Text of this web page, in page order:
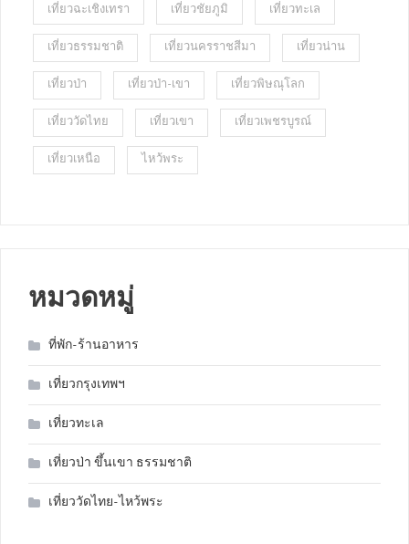
เที่ยวฉะเชิงเทรา เที่ยวชัยภูมิ เที่ยวทะเล
เที่ยวธรรมชาติ เที่ยวนครราชสีมา เที่ยวน่าน
เที่ยวป่า เที่ยวป่า-เขา เที่ยวพิษณุโลก
เที่ยววัดไทย เที่ยวเขา เที่ยวเพชรบูรณ์
เที่ยวเหนือ ไหว้พระ
หมวดหมู่
ที่พัก-ร้านอาหาร
เที่ยวกรุงเทพฯ
เที่ยวทะเล
เที่ยวป่า ขึ้นเขา ธรรมชาติ
เที่ยววัดไทย-ไหว้พระ